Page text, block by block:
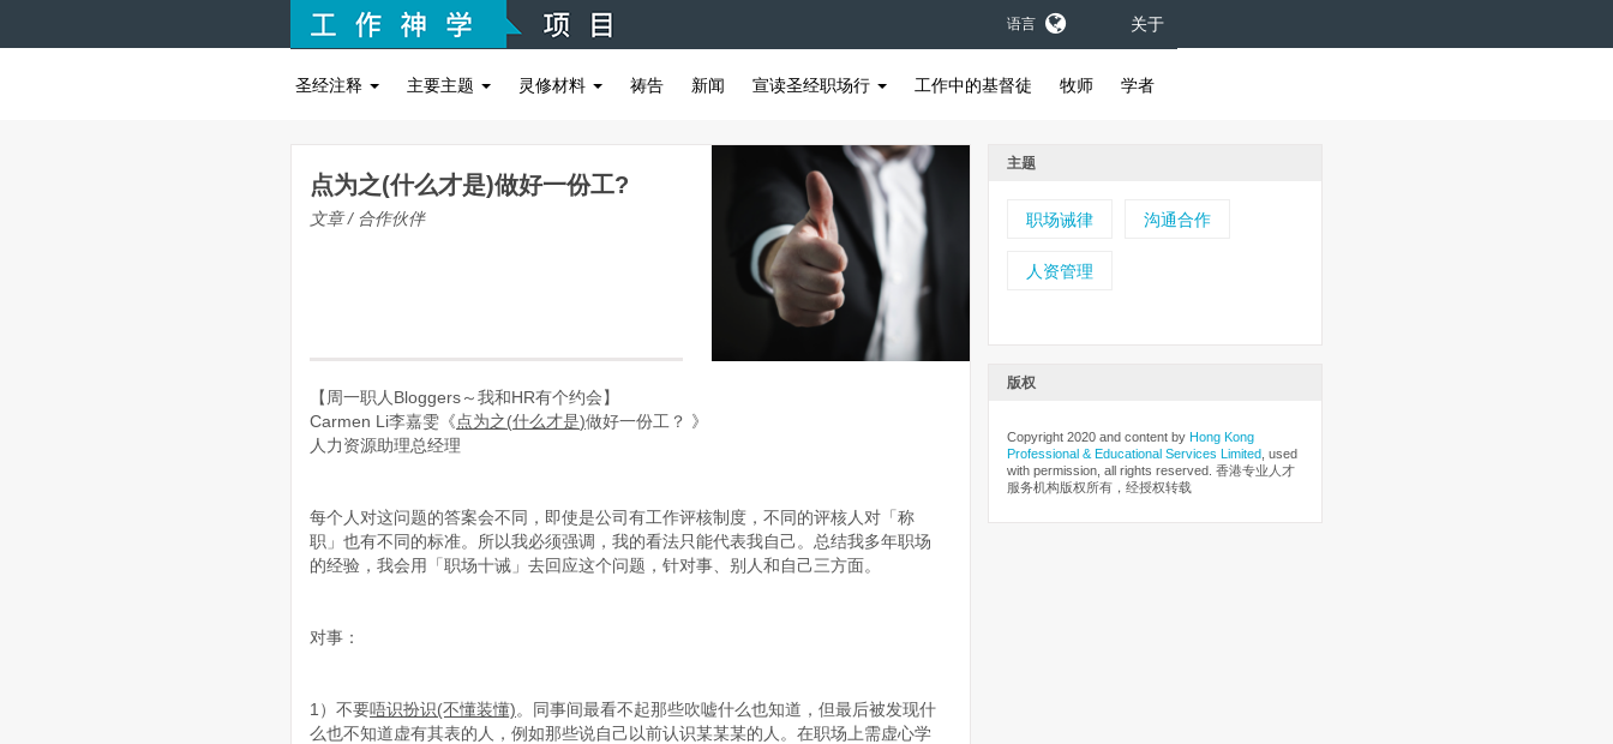
语言 关于
圣经注释 主要主题 灵修材料 祷告 新闻 宣读圣经职场行 工作中的基督徒 牧师 学者
点为之(什么才是)做好一份工?
文章 / 合作伙伴
【周一职人Bloggers～我和HR有个约会】
Carmen Li李嘉雯《点为之(什么才是)做好一份工 ？ 》
人力资源助理总经理
每个人对这问题的答案会不同，即使是公司有工作评核制度，不同的评核人对「称
职」也有不同的标准。所以我必须强调，我的看法只能代表我自己。总结我多年职场
的经验，我会用「职场十诫」去回应这个问题，针对事、别人和自己三方面。
对事：
1）不要唔识扮识(不懂装懂)。同事间最看不起那些吹嘘什么也知道，但最后被发现什
么也不知道虚有其表的人，例如那些说自己以前认识某某某的人。在职场上需虚心学
主题
职场诫律 沟通合作
人资管理
版权
Copyright 2020 and content by Hong Kong
Professional & Educational Services Limited , used
with permission, all rights reserved. 香港专业人才
服务机构版权所有，经授权转载